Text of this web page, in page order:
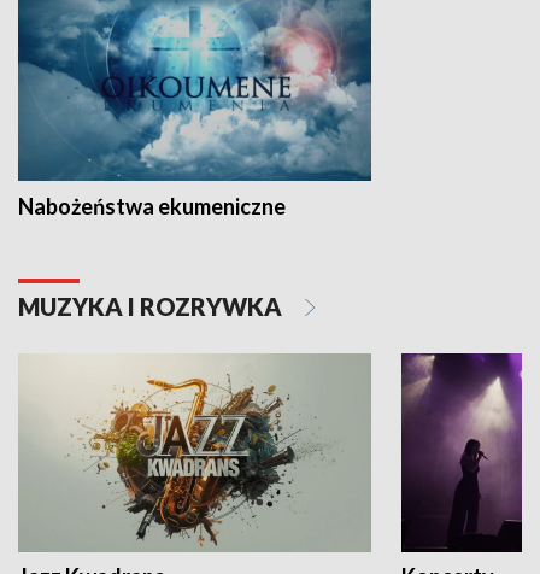
Nabożeństwa ekumeniczne
MUZYKA I ROZRYWKA